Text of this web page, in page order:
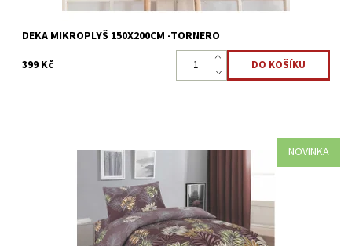
DEKA MIKROPLYŠ 150X200CM -TORNERO
399 Kč
NOVINKA
Mikrosaténové povlečení ALMIRA HNĚDÁ - 2dílné vysoká gramáž
130g/m2 Přikrývka 140x200cm *Polštář 70x90cm* Mikrovlákno
je antibakteriální a je nejlepší volbou pro...
Dostupnost:
Skladem >5 ks
8595248440548